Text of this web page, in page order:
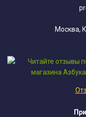
Москва,